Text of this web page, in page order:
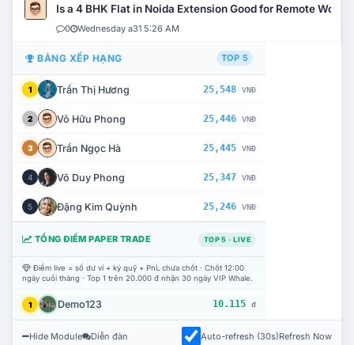
Is a 4 BHK Flat in Noida Extension Good for Remote Work?
0 Wednesday a31 5:26 AM
BẢNG XẾP HẠNG TOP 5
1 Trần Thị Hương 25,548 VNĐ
2 Võ Hữu Phong 25,446 VNĐ
3 Trần Ngọc Hà 25,445 VNĐ
4 Võ Duy Phong 25,347 VNĐ
5 Đặng Kim Quỳnh 25,246 VNĐ
TỔNG ĐIỂM PAPER TRADE TOP 5 · LIVE
Điểm live = số dư ví + ký quỹ + PnL chưa chốt · Chốt 12:00
ngày cuối tháng · Top 1 trên 20.000 đ nhận 30 ngày VIP Whale.
1 Demo123 10.115 đ
Hide Module Diễn đàn Auto-refresh (30s)Refresh Now